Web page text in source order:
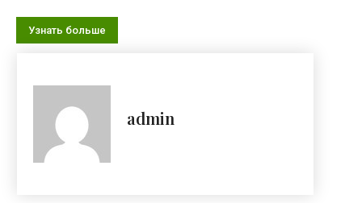
Узнать больше
admin